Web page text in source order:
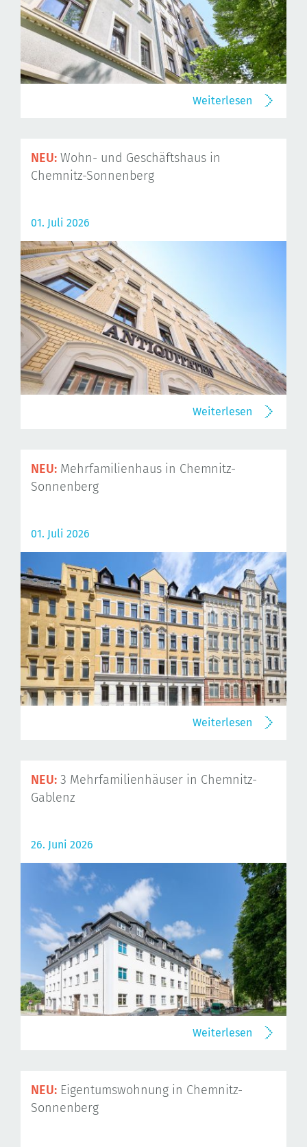
Weiterlesen
NEU: Wohn- und Geschäftshaus in
Chemnitz-Sonnenberg
01. Juli 2026
Weiterlesen
NEU: Mehrfamilienhaus in Chemnitz-
Sonnenberg
01. Juli 2026
Weiterlesen
NEU: 3 Mehrfamilienhäuser in Chemnitz-
Gablenz
26. Juni 2026
Weiterlesen
NEU: Eigentumswohnung in Chemnitz-
Sonnenberg